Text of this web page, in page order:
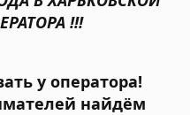
!!!
у оператора!
найдём